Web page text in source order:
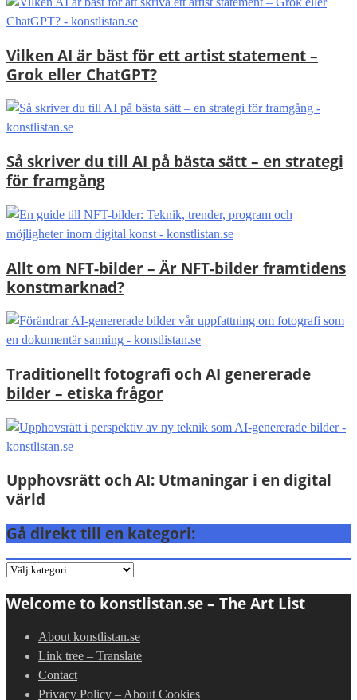
Vilken AI är bäst för ett artist statement –
Grok eller ChatGPT?
Så skriver du till AI på bästa sätt – en strategi
för framgång
Allt om NFT-bilder – Är NFT-bilder framtidens
konstmarknad?
Traditionellt fotografi och AI genererade
bilder – etiska frågor
Upphovsrätt och AI: Utmaningar i en digital
värld
Gå direkt till en kategori:
Gå
till
kategori:
Welcome to konstlistan.se – The Art List
About konstlistan.se
Link tree – Translate
Contact
Privacy Policy – About Cookies